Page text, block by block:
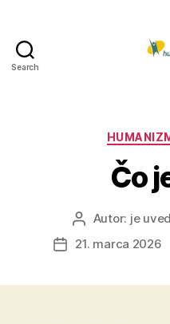
Search
Čo
Autor
článku
Autor: je
Dátum
21. marca 2026